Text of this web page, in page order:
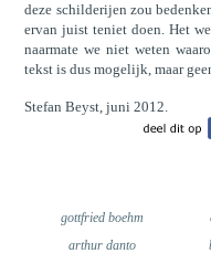
deze schilderijen zou
ervan juist teniet doen. Het
naarmate we niet weten
tekst is dus mogelijk, maar
Stefan Beyst, juni 2012.
gottfried boehm
arthur danto